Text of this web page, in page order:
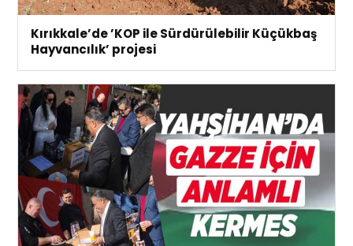
Kırıkkale’de ’KOP ile Sürdürülebilir Küçükbaş
Hayvancılık’ projesi